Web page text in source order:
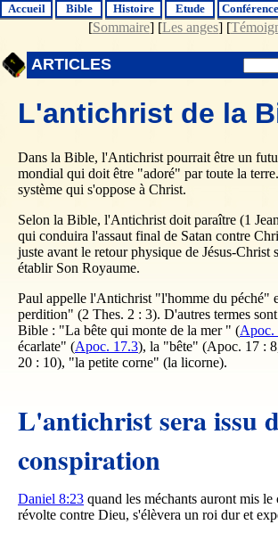
Accueil Bible Histoire Etude
[Sommaire] [Les anges] [
ARTICLES
L'antichrist de la
Dans la Bible, l'Antichrist pourrait être un
mondial qui doit être "adoré" par toute la
système qui s'oppose à Christ.
Selon la Bible, l'Antichrist doit paraître (1
qui conduira l'assaut final de Satan contre
juste avant le retour physique de Jésus-Christ
établir Son Royaume.
Paul appelle l'Antichrist "l'homme du péché"
perdition" (2 Thes. 2 : 3). D'autres termes
Bible : "La bête qui monte de la mer " (Apoc.
écarlate" (Apoc. 17.3), la "bête" (Apoc. 17 :
20 : 10), "la petite corne" (la licorne).
L'antichrist sera issu
conspiration
Daniel 8:23 quand les méchants auront mis le
révolte contre Dieu, s'élèvera un roi dur et